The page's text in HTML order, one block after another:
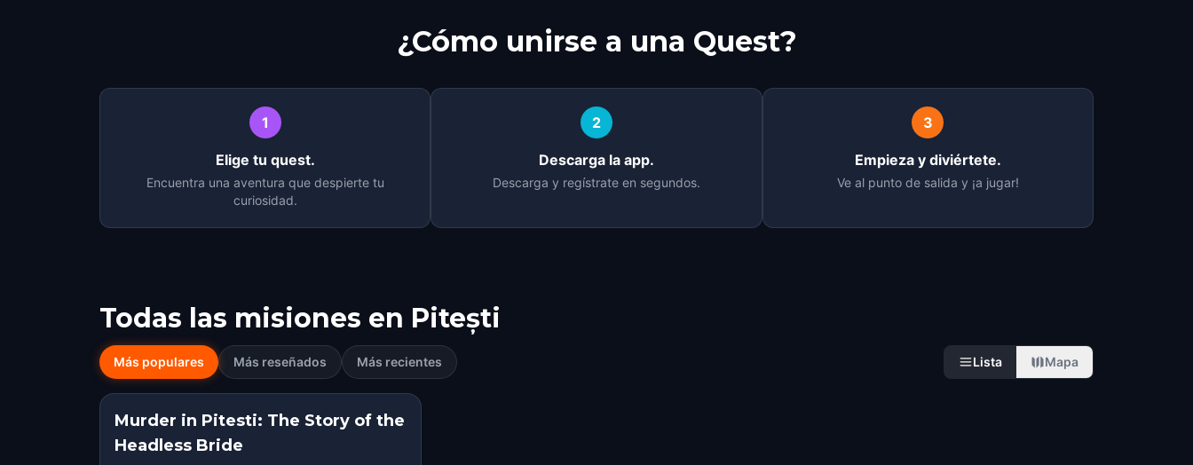
¿Cómo unirse a una Quest?
1
Elige tu quest.
Encuentra una aventura que despierte tu
curiosidad.
2
Descarga la app.
Descarga y regístrate en segundos.
3
Empieza y diviértete.
Ve al punto de salida y ¡a jugar!
Todas las misiones en Pitești
Más populares Más reseñados Más recientes Lista Mapa
Murder in Pitesti: The Story of the
Headless Bride